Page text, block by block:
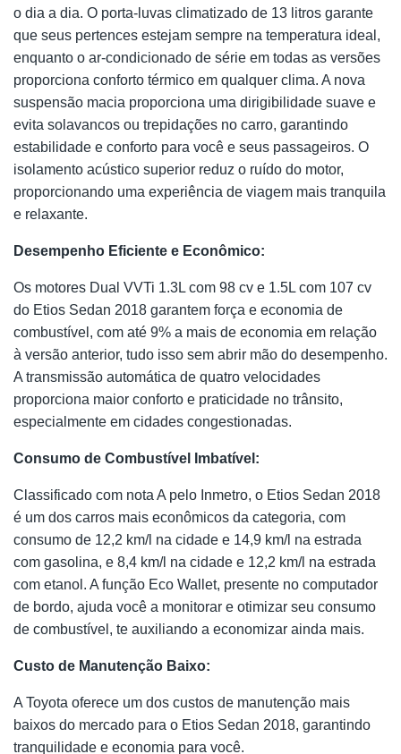
o dia a dia. O porta-luvas climatizado de 13 litros garante
que seus pertences estejam sempre na temperatura ideal,
enquanto o ar-condicionado de série em todas as versões
proporciona conforto térmico em qualquer clima. A nova
suspensão macia proporciona uma dirigibilidade suave e
evita solavancos ou trepidações no carro, garantindo
estabilidade e conforto para você e seus passageiros. O
isolamento acústico superior reduz o ruído do motor,
proporcionando uma experiência de viagem mais tranquila
e relaxante.
Desempenho Eficiente e Econômico:
Os motores Dual VVTi 1.3L com 98 cv e 1.5L com 107 cv
do Etios Sedan 2018 garantem força e economia de
combustível, com até 9% a mais de economia em relação
à versão anterior, tudo isso sem abrir mão do desempenho.
A transmissão automática de quatro velocidades
proporciona maior conforto e praticidade no trânsito,
especialmente em cidades congestionadas.
Consumo de Combustível Imbatível:
Classificado com nota A pelo Inmetro, o Etios Sedan 2018
é um dos carros mais econômicos da categoria, com
consumo de 12,2 km/l na cidade e 14,9 km/l na estrada
com gasolina, e 8,4 km/l na cidade e 12,2 km/l na estrada
com etanol. A função Eco Wallet, presente no computador
de bordo, ajuda você a monitorar e otimizar seu consumo
de combustível, te auxiliando a economizar ainda mais.
Custo de Manutenção Baixo:
A Toyota oferece um dos custos de manutenção mais
baixos do mercado para o Etios Sedan 2018, garantindo
tranquilidade e economia para você.